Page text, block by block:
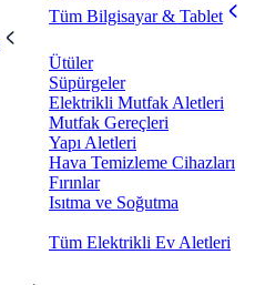
Tüm Bilgisayar & Tablet
Ütüler
Süpürgeler
Elektrikli Mutfak Aletleri
Mutfak Gereçleri
Yapı Aletleri
Hava Temizleme Cihazları
Fırınlar
Isıtma ve Soğutma
Tüm Elektrikli Ev Aletleri